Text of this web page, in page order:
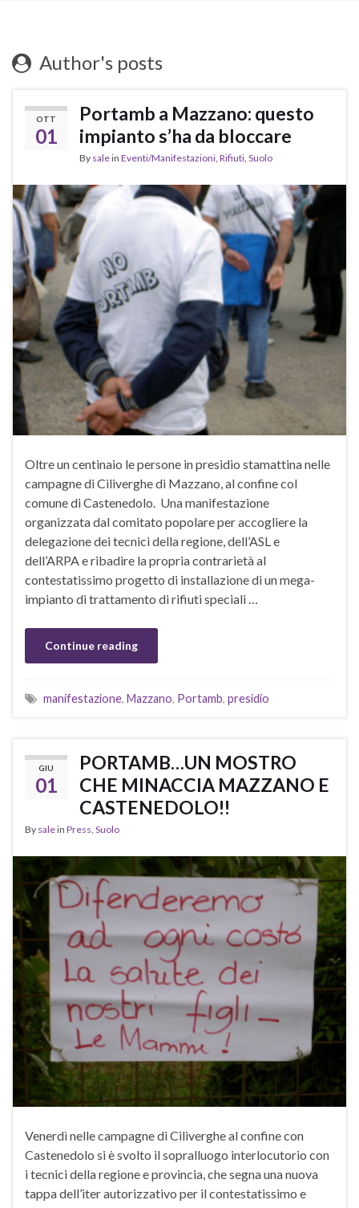
Author's posts
OTT
01
Portamb a Mazzano: questo
impianto s’ha da bloccare
By salein Eventi/Manifestazioni, Rifiuti, Suolo
Oltre un centinaio le persone in presidio stamattina nelle
campagne di Ciliverghe di Mazzano, al confine col
comune di Castenedolo. Una manifestazione
organizzata dal comitato popolare per accogliere la
delegazione dei tecnici della regione, dell’ASL e
dell’ARPA e ribadire la propria contrarietà al
contestatissimo progetto di installazione di un mega-
impianto di trattamento di rifiuti speciali …
Continue reading
manifestazione, Mazzano, Portamb, presidio
GIU
01
PORTAMB…UN MOSTRO
CHE MINACCIA MAZZANO E
CASTENEDOLO!!
By salein Press, Suolo
Venerdì nelle campagne di Ciliverghe al confine con
Castenedolo si è svolto il sopralluogo interlocutorio con
i tecnici della regione e provincia, che segna una nuova
tappa dell’iter autorizzativo per il contestatissimo e